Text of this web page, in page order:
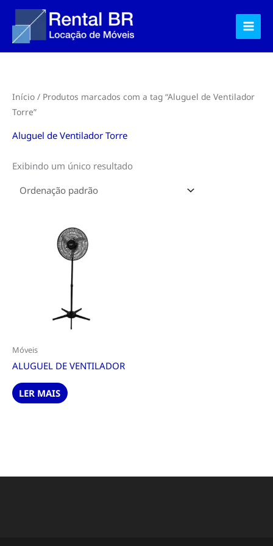
para
conteúdo
Início / Produtos marcados com a tag “Aluguel de Ventilador
Torre”
Aluguel de Ventilador Torre
Exibindo um único resultado
Móveis
ALUGUEL DE VENTILADOR
LER MAIS